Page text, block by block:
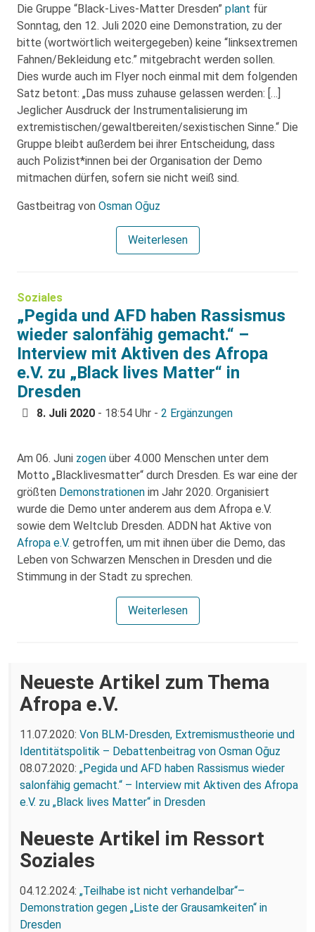
Die Gruppe “Black-Lives-Matter Dresden” plant für
Sonntag, den 12. Juli 2020 eine Demonstration, zu der
bitte (wortwörtlich weitergegeben) keine “linksextremen
Fahnen/Bekleidung etc.” mitgebracht werden sollen.
Dies wurde auch im Flyer noch einmal mit dem folgenden
Satz betont: „Das muss zuhause gelassen werden: […]
Jeglicher Ausdruck der Instrumentalisierung im
extremistischen/gewaltbereiten/sexistischen Sinne.“ Die
Gruppe bleibt außerdem bei ihrer Entscheidung, dass
auch Polizist*innen bei der Organisation der Demo
mitmachen dürfen, sofern sie nicht weiß sind.
Gastbeitrag von Osman Oğuz
Weiterlesen
Soziales
„Pegida und AFD haben Rassismus
wieder salonfähig gemacht.“ –
Interview mit Aktiven des Afropa
e.V. zu „Black lives Matter“ in
Dresden
8. Juli 2020 - 18:54 Uhr - 2 Ergänzungen
Am 06. Juni zogen über 4.000 Menschen unter dem
Motto „Blacklivesmatter“ durch Dresden. Es war eine der
größten Demonstrationen im Jahr 2020. Organisiert
wurde die Demo unter anderem aus dem Afropa e.V.
sowie dem Weltclub Dresden. ADDN hat Aktive von
Afropa e.V. getroffen, um mit ihnen über die Demo, das
Leben von Schwarzen Menschen in Dresden und die
Stimmung in der Stadt zu sprechen.
Weiterlesen
Neueste Artikel zum Thema
Afropa e.V.
11.07.2020: Von BLM-Dresden, Extremismustheorie und
Identitätspolitik – Debattenbeitrag von Osman Oğuz
08.07.2020: „Pegida und AFD haben Rassismus wieder
salonfähig gemacht.“ – Interview mit Aktiven des Afropa
e.V. zu „Black lives Matter“ in Dresden
Neueste Artikel im Ressort
Soziales
04.12.2024: „Teilhabe ist nicht verhandelbar“–
Demonstration gegen „Liste der Grausamkeiten“ in
Dresden